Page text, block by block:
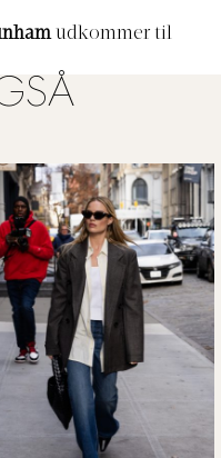
udkommer til